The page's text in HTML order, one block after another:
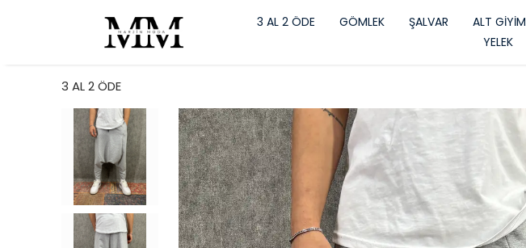
3 AL 2 ÖDE GÖMLEK ŞALVAR ALT GİYİM
YELEK
3 AL 2 ÖDE